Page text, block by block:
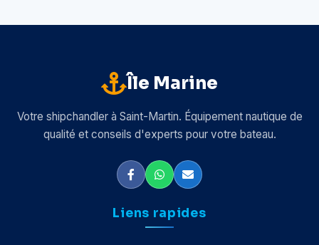
Île Marine
Votre shipchandler à Saint-Martin. Équipement nautique de
qualité et conseils d'experts pour votre bateau.
Liens rapides